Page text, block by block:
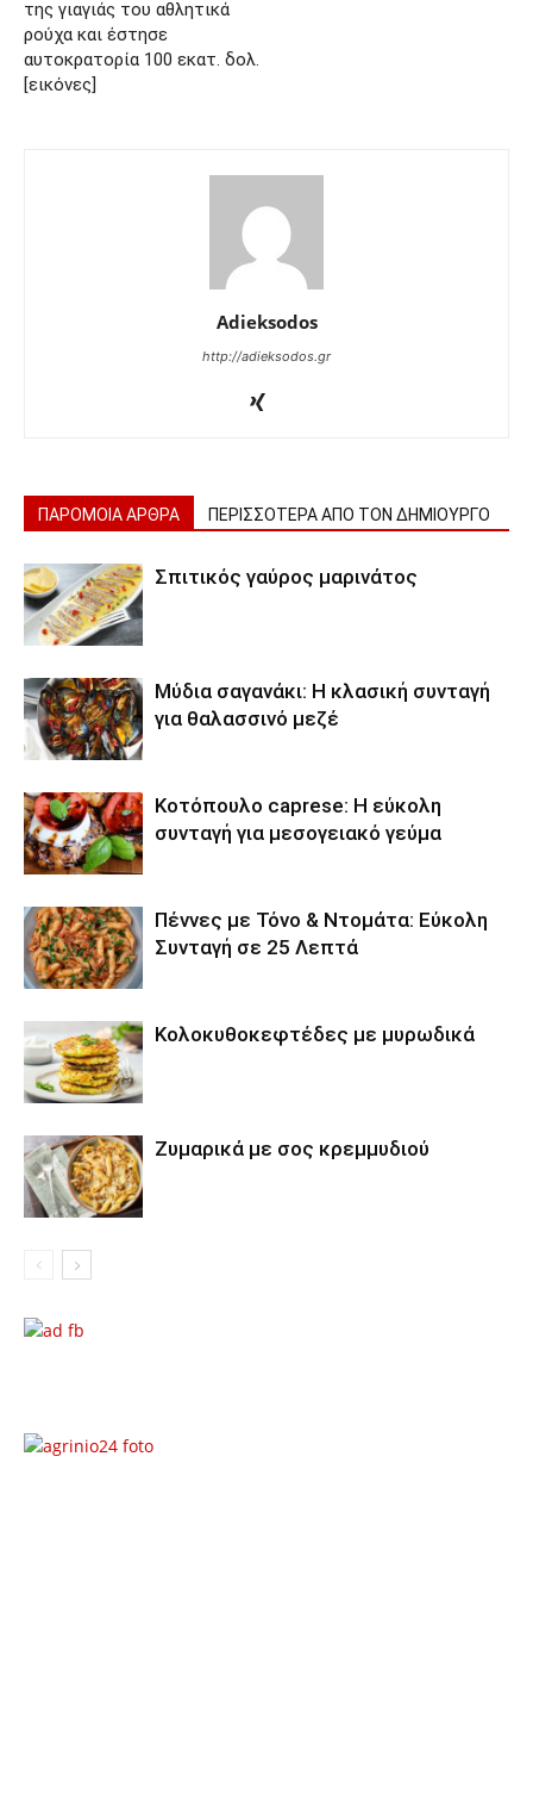
της γιαγιάς του αθλητικά
ρούχα και έστησε
αυτοκρατορία 100 εκατ. δολ.
[εικόνες]
Adieksodos
http://adieksodos.gr
ΠΑΡΟΜΟΙΑ ΑΡΘΡΑ ΠΕΡΙΣΣΟΤΕΡΑ ΑΠΟ ΤΟΝ ΔΗΜΙΟΥΡΓΟ
Σπιτικός γαύρος μαρινάτος
Μύδια σαγανάκι: Η κλασική συνταγή
για θαλασσινό μεζέ
Κοτόπουλο caprese: Η εύκολη
συνταγή για μεσογειακό γεύμα
Πέννες με Τόνο & Ντομάτα: Εύκολη
Συνταγή σε 25 Λεπτά
Κολοκυθοκεφτέδες με μυρωδικά
Ζυμαρικά με σος κρεμμυδιού